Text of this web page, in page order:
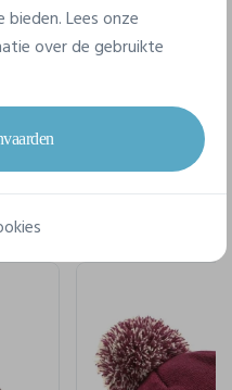
Lees onze
over de gebruikte